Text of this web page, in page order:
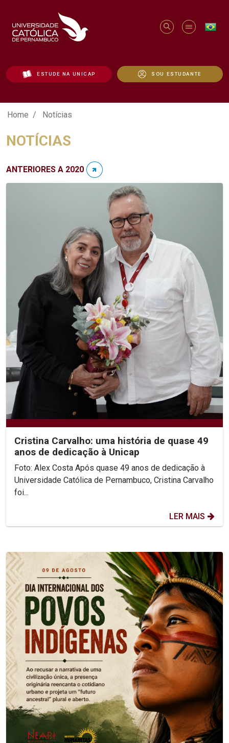
ESTUDE NA UNICAP SOU ESTUDANTE
Notícias - Unicap
Home Notícias
NOTÍCIAS
ANTERIORES A 2020
Cristina Carvalho: uma história de quase 49
anos de dedicação à Unicap
Foto: Alex Costa Após quase 49 anos de dedicação à
Universidade Católica de Pernambuco, Cristina Carvalho
foi...
LER MAIS